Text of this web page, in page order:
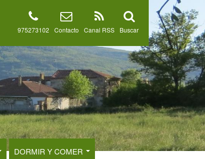
Buscar
Canal RSS
Contacto
975273102
DORMIR Y COMER